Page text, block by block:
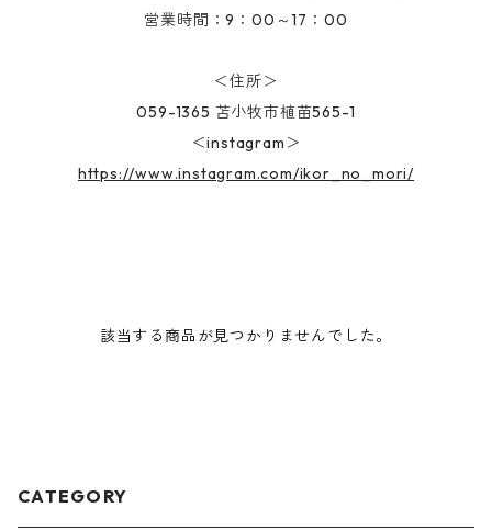
営業時間：9：00～17：00
＜住所＞
059-1365 苫小牧市植苗565-1
＜instagram＞
https://www.instagram.com/ikor_no_mori/
該当する商品が見つかりませんでした。
CATEGORY